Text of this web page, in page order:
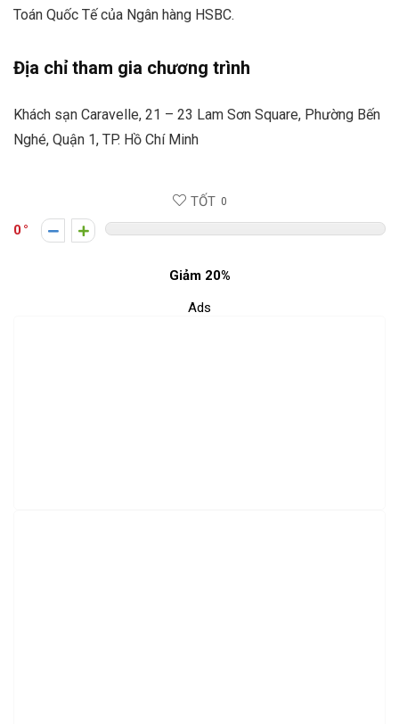
Toán Quốc Tế của Ngân hàng HSBC.
Địa chỉ tham gia chương trình
Khách sạn Caravelle, 21 – 23 Lam Sơn Square, Phường Bến
Nghé, Quận 1, TP. Hồ Chí Minh
TỐT 0
0
Giảm 20%
Ads